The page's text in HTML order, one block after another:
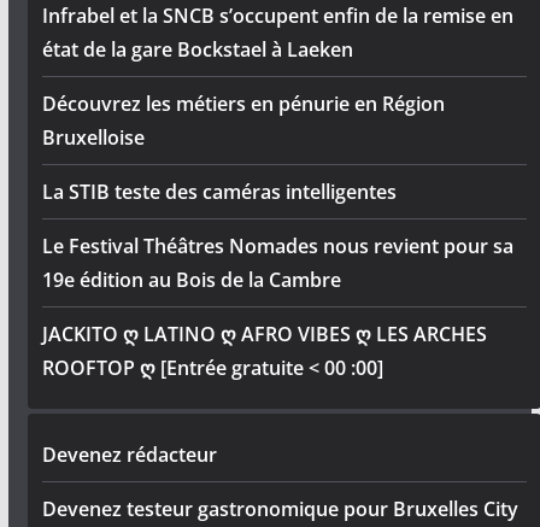
Infrabel et la SNCB s’occupent enfin de la remise en
état de la gare Bockstael à Laeken
Découvrez les métiers en pénurie en Région
Bruxelloise
La STIB teste des caméras intelligentes
Le Festival Théâtres Nomades nous revient pour sa
19e édition au Bois de la Cambre
JACKITO ღ LATINO ღ AFRO VIBES ღ LES ARCHES
ROOFTOP ღ [Entrée gratuite < 00 :00]
Devenez rédacteur
Devenez testeur gastronomique pour Bruxelles City